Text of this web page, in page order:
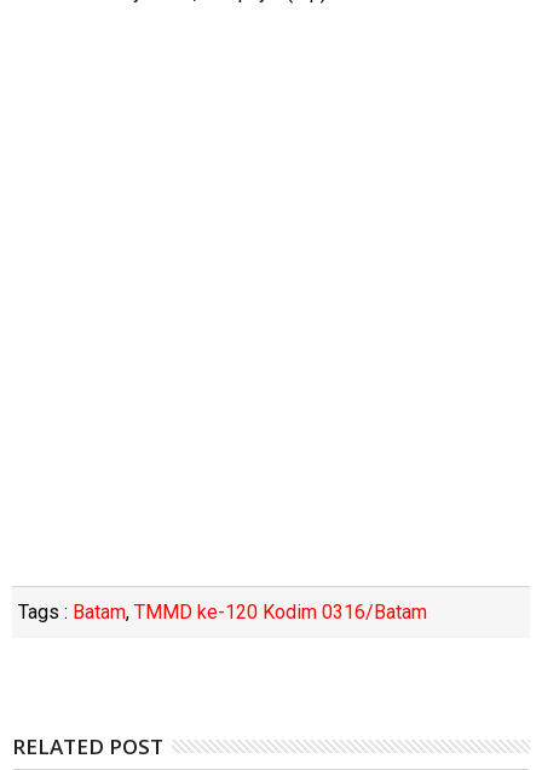
Tags : Batam, TMMD ke-120 Kodim 0316/Batam
RELATED POST